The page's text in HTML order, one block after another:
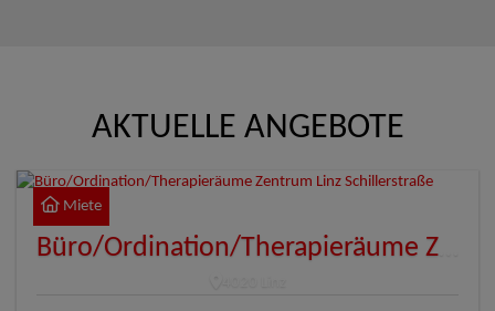
AKTUELLE ANGEBOTE
Miete